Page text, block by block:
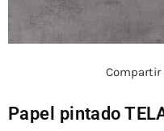
Compartir
Papel pintado